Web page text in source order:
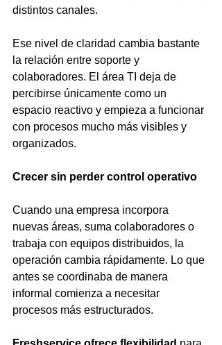
distintos canales.
Ese nivel de claridad cambia bastante
la relación entre soporte y
colaboradores. El área TI deja de
percibirse únicamente como un
espacio reactivo y empieza a funcionar
con procesos mucho más visibles y
organizados.
Crecer sin perder control operativo
Cuando una empresa incorpora
nuevas áreas, suma colaboradores o
trabaja con equipos distribuidos, la
operación cambia rápidamente. Lo que
antes se coordinaba de manera
informal comienza a necesitar
procesos más estructurados.